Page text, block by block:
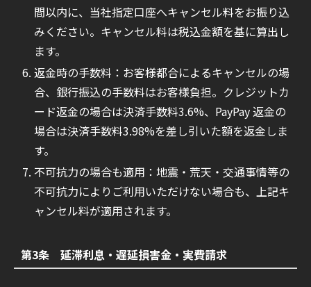
間以内に、当社指定口座へキャンセル料をお振り込
みください。キャンセル料は税込金額を基に算出し
ます。
返金時の手数料：お客様都合によるキャンセルの場
合、銀行振込の手数料はお客様負担。クレジットカ
ード返金の場合は決済手数料3.6%、PayPay 返金の
場合は決済手数料3.98%を差し引いた額を返金しま
す。
不可抗力の場合も適用：地震・荒天・交通事情等の
不可抗力によりご利用いただけない場合も、上記キ
ャンセル料が適用されます。
第3条 延滞利息・遅延損害金・実費請求